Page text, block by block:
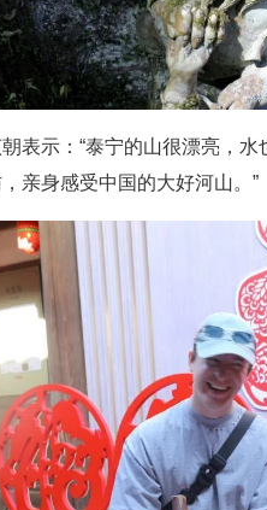
表示： “泰宁的山很漂亮，
亲身感受中国的大好河山。”